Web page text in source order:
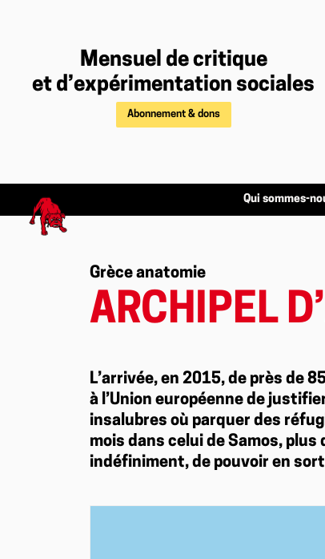
Mensuel de critique
et d’expérimentation sociales
Abonnement & dons
Qui sommes-
Grèce anatomie
ARCHIPEL
L’arrivée, en 2015, de près de
à l’Union européenne de
insalubres où parquer des
mois dans celui de Samos,
indéfiniment, de pouvoir en